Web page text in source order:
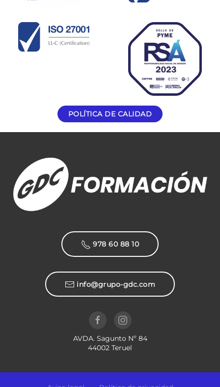
POLÍTICA DE CALIDAD
978 60 88 10
info@grupo-gdc.com
AVDA. Sagunto Nº 84
44002 Teruel